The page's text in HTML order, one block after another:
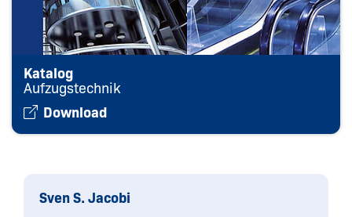
Katalog
Aufzugstechnik
Download
Sven S. Jacobi